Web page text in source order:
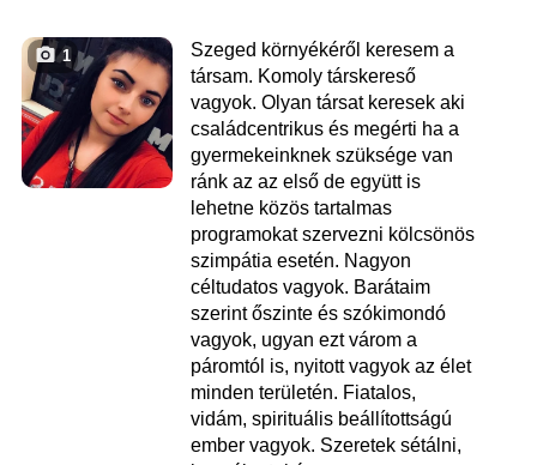
1
Szeged környékéről keresem a
társam. Komoly társkereső
vagyok. Olyan társat keresek aki
családcentrikus és megérti ha a
gyermekeinknek szüksége van
ránk az az első de együtt is
lehetne közös tartalmas
programokat szervezni kölcsönös
szimpátia esetén. Nagyon
céltudatos vagyok. Barátaim
szerint őszinte és szókimondó
vagyok, ugyan ezt várom a
páromtól is, nyitott vagyok az élet
minden területén. Fiatalos,
vidám, spirituális beállítottságú
ember vagyok. Szeretek sétálni,